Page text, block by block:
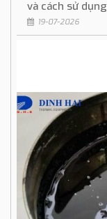
và cách sử dụng
19-07-2026